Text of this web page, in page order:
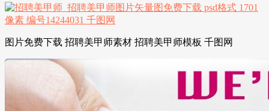
图片免费下载 招聘美甲师素材 招聘美甲师模板 千图网